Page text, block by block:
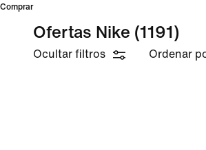
Comprar
Ofertas Nike (1191)
Ocultar filtros Ordenar